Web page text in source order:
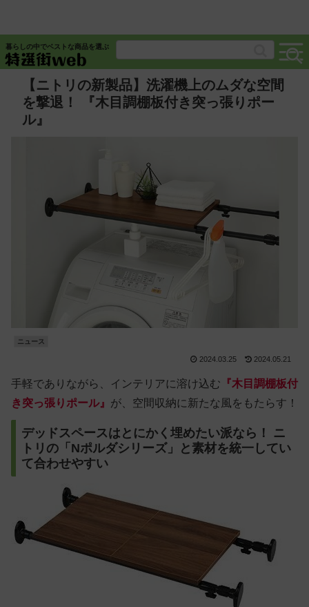
暮らしの中でベストな商品を選ぶ
【ニトリの新製品】洗濯機上のムダな空間
を撃退！ 『木目調棚板付き突っ張りポー
ル』
ニュース
2024.03.25 2024.05.21
手軽でありながら、インテリアに溶け込む 『木目調棚板付
き突っ張りポール』 が、空間収納に新たな風をもたらす！
デッドスペースはとにかく埋めたい派なら！ ニ
トリの「Nポルダシリーズ」と素材を統一してい
て合わせやすい